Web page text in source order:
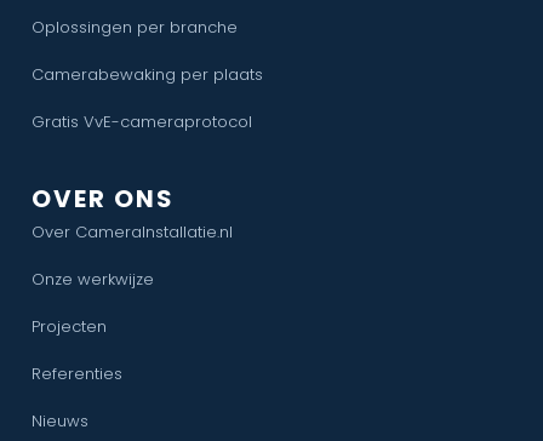
Oplossingen per branche
Camerabewaking per plaats
Gratis VvE-cameraprotocol
OVER ONS
Over CameraInstallatie.nl
Onze werkwijze
Projecten
Referenties
Nieuws